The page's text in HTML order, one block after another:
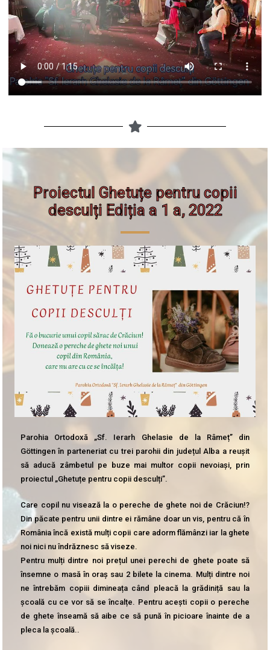
Proiectul Ghetuțe pentru copii
desculți Ediția a 1 a, 2022
Parohia Ortodoxă „Sf. Ierarh Ghelasie de la Râmeț” din
Göttingen în parteneriat cu trei parohii din județul Alba a reușit
să aducă zâmbetul pe buze mai multor copii nevoiași, prin
proiectul „Ghetuțe pentru copii desculți”.
Care copil nu visează la o pereche de ghete noi de Crăciun!?
Din păcate pentru unii dintre ei rămâne doar un vis, pentru că în
România încă există mulți copii care adorm flămânzi iar la ghete
noi nici nu îndrăznesc să viseze.
Pentru mulți dintre noi prețul unei perechi de ghete poate să
însemne o masă în oraș sau 2 bilete la cinema. Mulți dintre noi
ne întrebăm copiii dimineața când pleacă la grădiniță sau la
școală cu ce vor să se încalțe. Pentru acești copii o pereche
de ghete înseamă să aibe ce să pună în picioare înainte de a
pleca la școală..